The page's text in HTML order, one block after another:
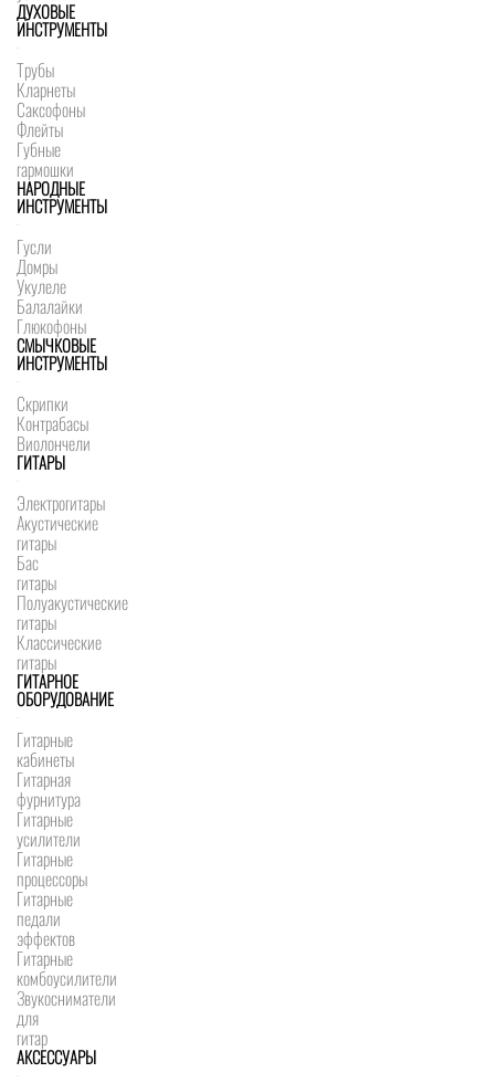
ДУХОВЫЕ
ИНСТРУМЕНТЫ
Трубы
Кларнеты
Саксофоны
Флейты
Губные
гармошки
НАРОДНЫЕ
ИНСТРУМЕНТЫ
Гусли
Домры
Укулеле
Балалайки
Глюкофоны
СМЫЧКОВЫЕ
ИНСТРУМЕНТЫ
Скрипки
Контрабасы
Виолончели
ГИТАРЫ
Электрогитары
Акустические
гитары
Бас
гитары
Полуакустические
гитары
Классические
гитары
ГИТАРНОЕ
ОБОРУДОВАНИЕ
Гитарные
кабинеты
Гитарная
фурнитура
Гитарные
усилители
Гитарные
процессоры
Гитарные
педали
эффектов
Гитарные
комбоусилители
Звукосниматели
для
гитар
АКСЕССУАРЫ